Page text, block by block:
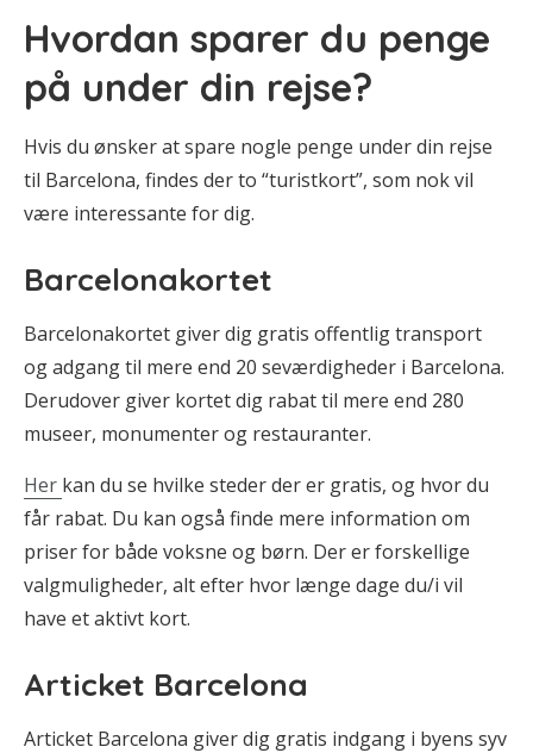
Hvordan sparer du penge
på under din rejse?
Hvis du ønsker at spare nogle penge under din rejse
til Barcelona, findes der to “turistkort”, som nok vil
være interessante for dig.
Barcelonakortet
Barcelonakortet giver dig gratis offentlig transport
og adgang til mere end 20 seværdigheder i Barcelona.
Derudover giver kortet dig rabat til mere end 280
museer, monumenter og restauranter.
Her kan du se hvilke steder der er gratis, og hvor du
får rabat. Du kan også finde mere information om
priser for både voksne og børn. Der er forskellige
valgmuligheder, alt efter hvor længe dage du/i vil
have et aktivt kort.
Articket Barcelona
Articket Barcelona giver dig gratis indgang i byens syv